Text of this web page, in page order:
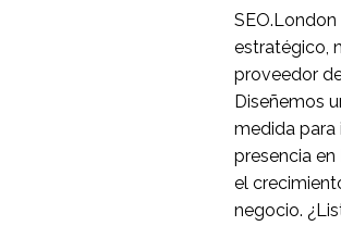
1
22 de octubre de 2013
estratégico,
proveedor
Diseñemos
medida para
presencia
el
negocio.